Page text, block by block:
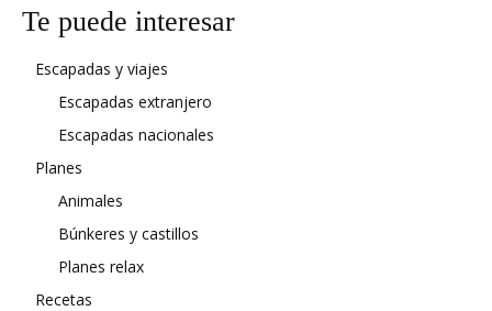
Te puede interesar
Escapadas y viajes
Escapadas extranjero
Escapadas nacionales
Planes
Animales
Búnkeres y castillos
Planes relax
Recetas